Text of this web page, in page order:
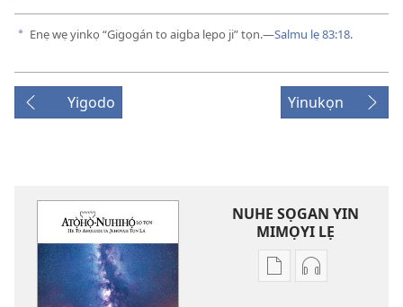
a Enẹ wẹ yinkọ “Gigogán to aigba lẹpo ji” tọn.​—Salmu lẹ 83:18.
Yigodo Yinukọn
NUHE SỌGAN YIN
MIMỌYI LẸ
Lehe Lehe